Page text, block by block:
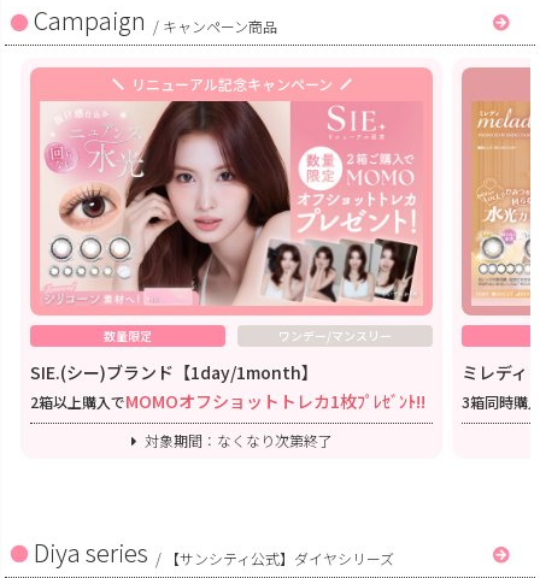
Campaign / キャンペーン商品
リニューアル記念キャンペーン
数量限定 ワンデー/マンスリー
SIE.(シー)ブランド【1day/1month】
2箱以上購入でMOMOオフショットトレカ1枚ﾌﾟﾚｾﾞﾝﾄ!!
対象期間：なくなり次第終了
ミレディ
3箱同時購
Diya series / 【サンシティ公式】ダイヤシリーズ